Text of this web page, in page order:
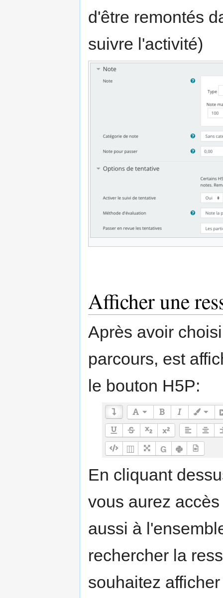
d'être remontés
suivre l'activité)
Afficher une
Après avoir
parcours, est
le bouton H5P:
En cliquant
vous aurez
aussi à
rechercher la
souhaitez